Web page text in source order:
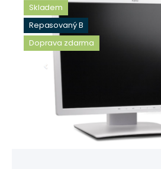
Skladem
Repasovaný B
Doprava zdarma